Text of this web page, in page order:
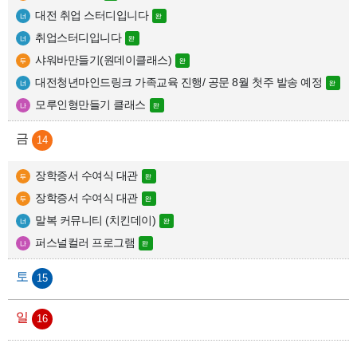
대전 취업 스터디입니다
취업스터디입니다
샤워바만들기(원데이클래스)
대전청년마인드링크 가족교육 진행/ 공문 8월 첫주 발송 예정
모루인형만들기 클래스
14
장학증서 수여식 대관
장학증서 수여식 대관
말복 커뮤니티 (치킨데이)
퍼스널컬러 프로그램
15
16